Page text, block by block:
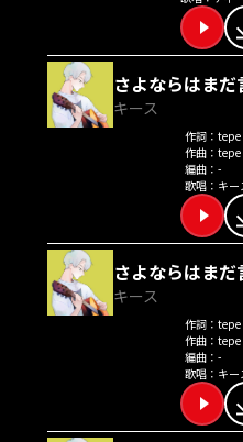
さよならはま
キース
作詞：tepe
作曲：tepe
編曲：-
歌唱： キー
さよならはまだ
キース
作詞：tepe
作曲：tepe
編曲：-
歌唱： キー